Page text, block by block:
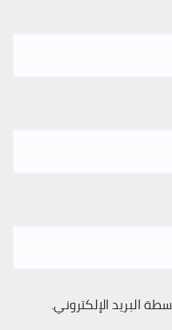
البريد الإلكتروني.